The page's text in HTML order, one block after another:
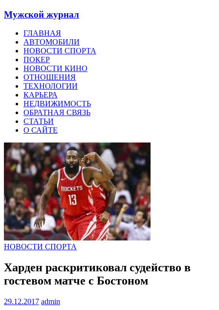
Мужской журнал
ГЛАВНАЯ
АВТОМОБИЛИ
НОВОСТИ СПОРТА
ПОКЕР
НОВОСТИ КИНО
ОТНОШЕНИЯ
ТЕХНОЛОГИИ
КАРЬЕРА
НЕДВИЖИМОСТЬ
ОБРАТНАЯ СВЯЗЬ
СТАТЬИ
О САЙТЕ
НОВОСТИ СПОРТА
Харден раскритиковал судейство в
гостевом матче с Бостоном
29.12.2017 admin